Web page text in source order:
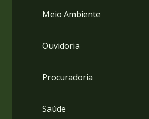
Meio Ambiente
Ouvidoria
Procuradoria
Saúde